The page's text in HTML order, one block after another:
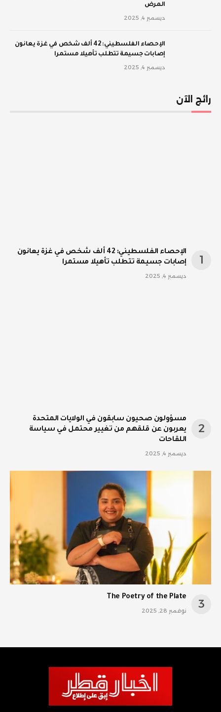
المرض
ديسمبر 4, 2025
الإحصاء الفلسطيني: 42 ألف شخص في غزة يعانون
إصابات جسيمة تتطلب تأهيلا مستمرا
ديسمبر 4, 2025
رائج الآن
الإحصاء الفلسطيني: 42 ألف شخص في غزة يعانون
إصابات جسيمة تتطلب تأهيلا مستمرا
ديسمبر 4, 2025
مسؤولون صحيون سابقون في الولايات المتحدة
يعربون عن قلقهم من تغيير محتمل في سياسة
اللقاحات
ديسمبر 4, 2025
The Poetry of the Plate
نوفمبر 28, 2025